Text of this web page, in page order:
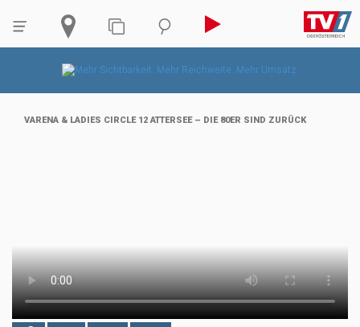
VARENA & LADIES CIRCLE 12 ATTERSEE – DIE 80ER SIND ZURÜCK